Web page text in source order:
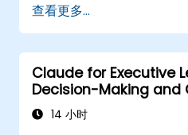
利用因果模型来探讨
的直接影响。
制定可执行的策略以
效。
查看更多...
Claude for Executive
Decision-Making and
Advantage
14 小时